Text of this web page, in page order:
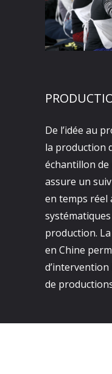
De l’idée au
la production
échantillon de
assure un
en temps réel
production.
en Chine
de